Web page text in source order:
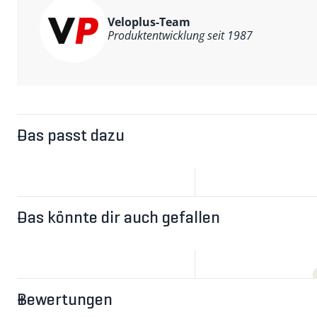
sogenannten V-Level, deklariert.
Veloplus-Team
Produktentwicklung seit 1987
Das passt dazu
Das könnte dir auch gefallen
Bewertungen